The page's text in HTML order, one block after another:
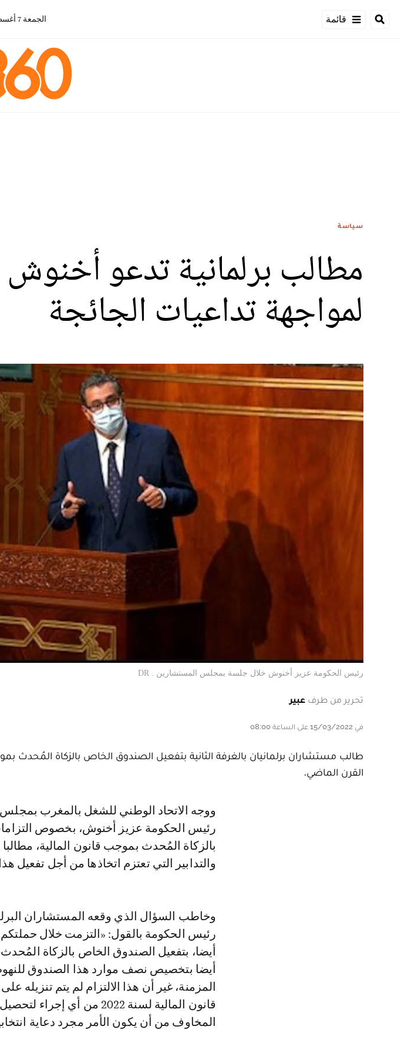
قائمة الجمعة 7
سياسة
مطالب برلمانية تدعو
لمواجهة تداعيات الجائجة
رئيس الحكومة عزيز أخنوش خلال جلسة بمجلس المستشارين . DR
تحرير من طرف عبير
في 15/03/2022 على الساعة 08:00
طالب مستشاران برلمانيان بالغرفة الثانية بتفعيل الصندوق الخاص بالزكاة المُحدث
القرن الماضي.
ووجه الاتحاد الوطني للشغل بالمغرب بمجلس المستشارين، سؤالا كتابيا، إلى
رئيس الحكومة عزيز أخنوش، بخصوص
بالزكاة المُحدث بموجب قانون المالية،
والتدابير التي تعتزم اتخاذها من أجل تفعيل
وخاطب السؤال الذي وقعه المستشاران
رئيس الحكومة بالقول: «التزمت خلال حملتكم
أيضا، بتفعيل الصندوق الخاص بالزكاة
أيضا بتخصيص نصف موارد هذا الصندوق
المزمنة، غير أن هذا الالتزام لم يتم تنزيله
قانون المالية لسنة 2022 من
المخاوف من أن يكون الأمر مجرد دعاية